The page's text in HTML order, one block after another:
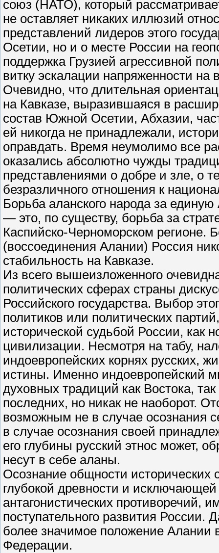
союз (НАТО), который
не оставляет никаких иллюзий
представлений лидеров этого
Осетии, но и о месте России на
поддержка Грузией агрессивной
витку эскалации напряженности на
Очевидно, что длительная
на Кавказе, выразившаяся в
состав Южной Осетии, Абхазии,
ей никогда не принадлежали,
оправдать. Время неумолимо все
оказались абсолютно чужды
представлениями о добре и зле, о
безразличного отношения к
Борьба аланского народа за
— это, по существу, борьба за
Каспийско-Черноморском регионе.
(воссоединения Алании) Россия
стабильность на Кавказе.
Из всего вышеизложенного
политических сферах страны
Российского государства. Выбор
политиков или политических
исторической судьбой России, как
цивилизации. Несмотря на табу,
индоевропейских корнях русских,
истины. Именно индоевропейский
духовных традиций как Востока,
последних, но никак не наоборот.
возможным не в случае осознания
в случае осознания своей
его глубины русский этнос может,
несут в себе аланы.
Осознание общности исторических
глубокой древности и
антагонистических противоречий,
поступательного развития России.
более значимое положение Алании
Федерации.